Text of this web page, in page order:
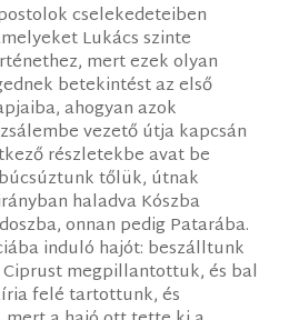
cselekedeteiben
Lukács szinte
mert ezek olyan
betekintést az első
ahogyan azok
vezető útja kapcsán
részletekbe avat be
tőlük, útnak
haladva Kószba
onnan pedig Patarába.
induló hajót: beszálltunk
megpillantottuk, és bal
felé tartottunk, és